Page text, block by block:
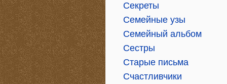
Секреты
Семейные узы
Семейный альбом
Сестры
Старые письма
Счастливчики